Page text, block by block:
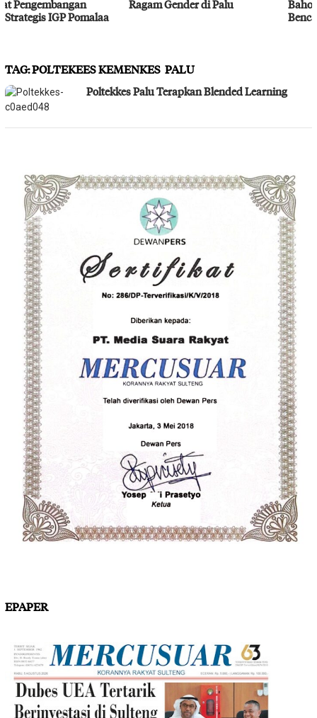
Ragam Gender di Palu
Bahodopi Hadapi Potensi
TAG:POLTEKEES KEMENKES PALU
Poltekkes Palu Terapkan Blended Learning
EPAPER